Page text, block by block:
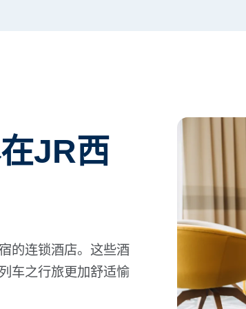
JR西
的连锁酒店。这些酒
车之行旅更加舒适愉